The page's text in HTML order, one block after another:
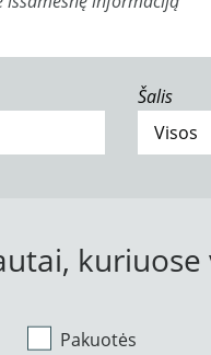
Šalis
kuriuose
Pakuotės